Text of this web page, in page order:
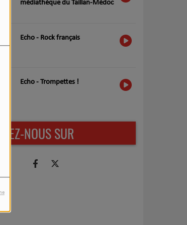
médiathèque du Taillan-Médoc
Echo - Rock français
Echo - Trompettes !
NOUS SUR